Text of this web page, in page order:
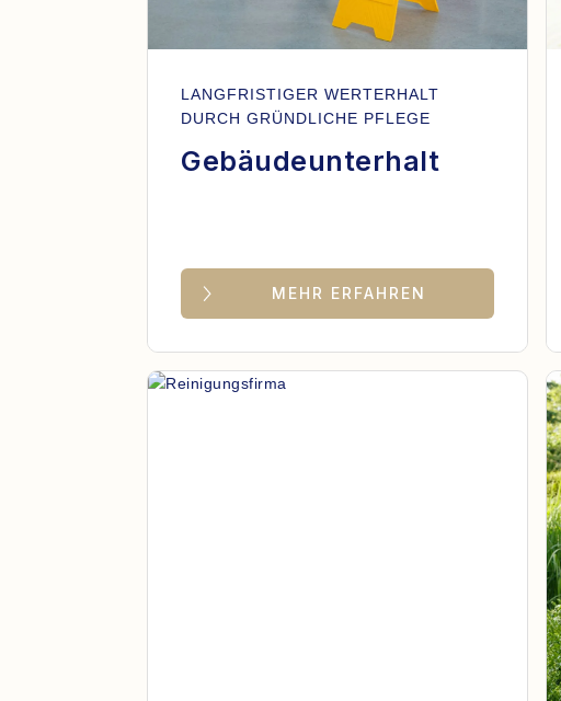
LANGFRISTIGER WERTERHALT
DURCH GRÜNDLICHE PFLEGE
Gebäudeunterhalt
MEHR ERFAHREN